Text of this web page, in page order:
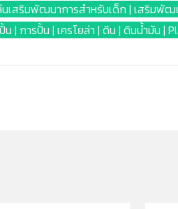
นเสริมพัฒนาการสำหรับเด็ก | เสริมพัฒ
| การปั้น | เครโยล่า | ดิน | ดินน้ำมัน